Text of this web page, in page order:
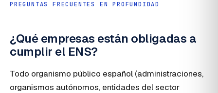
PREGUNTAS FRECUENTES EN PROFUNDIDAD
¿Qué empresas están obligadas a
cumplir el ENS?
Todo organismo público español (administraciones,
organismos autónomos, entidades del sector